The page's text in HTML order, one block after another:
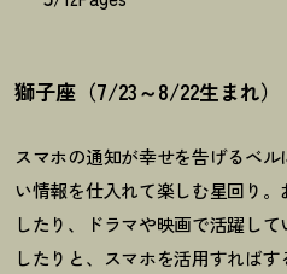
獅子座（7/23～8/22生まれ）
スマホの通知が幸せを告げるベ
い情報を仕入れて楽しむ星回り
したり、ドラマや映画で活躍し
したりと、スマホを活用すれば